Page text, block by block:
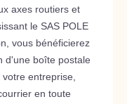
axes routiers et
le SAS POLE
vous bénéficierez
d'une boîte postale
entreprise,
en toute